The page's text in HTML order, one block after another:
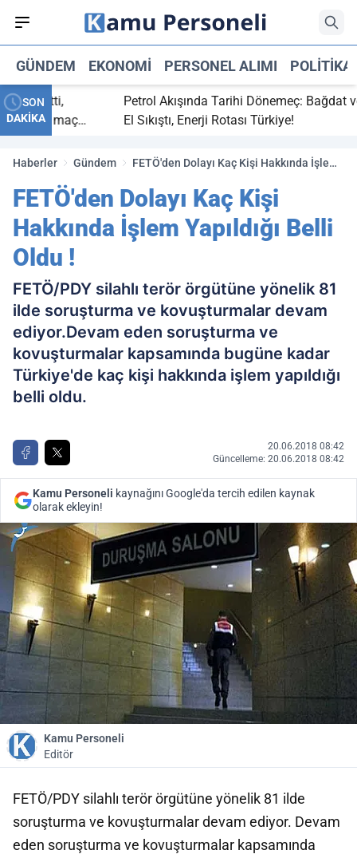
GÜNDEM EKONOMI PERSONEL ALIMI POLITIKA
SON
DAKİKA
bitti,
maç
Petrol Akışında Tarihi Dönemeç: Bağdat ve
El Sıkıştı, Enerji Rotası Türkiye!
Haberler Gündem
FETÖ'den Dolayı Kaç Kişi Hakkında İşlem
FETÖ'den Dolayı Kaç Kişi
Hakkında İşlem Yapıldığı Belli
Oldu !
FETÖ/PDY silahlı terör örgütüne yönelik 81
ilde soruşturma ve kovuşturmalar devam
ediyor.Devam eden soruşturma ve
kovuşturmalar kapsamında bugüne kadar
Türkiye'de kaç kişi hakkında işlem yapıldığı
belli oldu.
20.06.2018 08:42
Güncelleme: 20.06.2018 08:42
Kamu Personeli kaynağını Google'da tercih edilen kaynak
olarak ekleyin!
Kamu Personeli
Editör
FETÖ/PDY silahlı terör örgütüne yönelik 81 ilde
soruşturma ve kovuşturmalar devam ediyor. Devam
eden soruşturma ve kovuşturmalar kapsamında